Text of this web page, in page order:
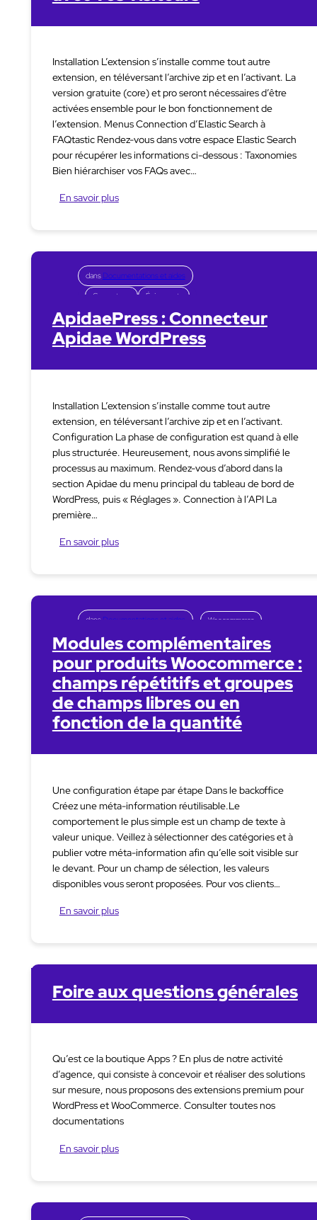
Installation L’extension s’installe comme tout autre
extension, en téléversant l’archive zip et en l’activant. La
version gratuite (core) et pro seront nécessaires d’être
activées ensemble pour le bon fonctionnement de
l’extension. Menus Connection d’Elastic Search à
FAQtastic Rendez-vous dans votre espace Elastic Search
pour récupérer les informations ci-dessous : Taxonomies
Bien hiérarchiser vos FAQs avec…
En savoir plus
dans Documentations et aides
Connecteurs Évènements
ApidaePress : Connecteur
Apidae WordPress
Installation L’extension s’installe comme tout autre
extension, en téléversant l’archive zip et en l’activant.
Configuration La phase de configuration est quand à elle
plus structurée. Heureusement, nous avons simplifié le
processus au maximum. Rendez-vous d’abord dans la
section Apidae du menu principal du tableau de bord de
WordPress, puis « Réglages ». Connection à l’API La
première…
En savoir plus
dans Documentations et aides Woocommerce
Modules complémentaires
pour produits Woocommerce :
champs répétitifs et groupes
de champs libres ou en
fonction de la quantité
Une configuration étape par étape Dans le backoffice
Créez une méta-information réutilisable.Le
comportement le plus simple est un champ de texte à
valeur unique. Veillez à sélectionner des catégories et à
publier votre méta-information afin qu’elle soit visible sur
le devant. Pour un champ de sélection, les valeurs
disponibles vous seront proposées. Pour vos clients…
En savoir plus
Foire aux questions générales
Qu’est ce la boutique Apps ? En plus de notre activité
d’agence, qui consiste à concevoir et réaliser des solutions
sur mesure, nous proposons des extensions premium pour
WordPress et WooCommerce. Consulter toutes nos
documentations
En savoir plus